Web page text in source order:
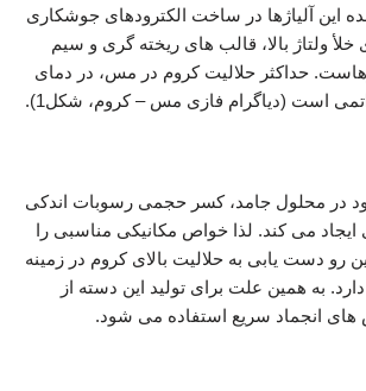
این آلیاژها در ساخت الکترودهای جوشکاری
ولتاژ بالا، قالب های ریخته گری و سیم
حداکثر حلالیت کروم در مس، در دمای
در محلول جامد، کسر حجمی رسوبات اندکی
ایجاد می کند. لذا خواص مکانیکی مناسبی را
رو دست یابی به حلالیت بالای کروم در زمینه
به همین علت برای تولید این دسته از
های انجماد سریع استفاده می شود.